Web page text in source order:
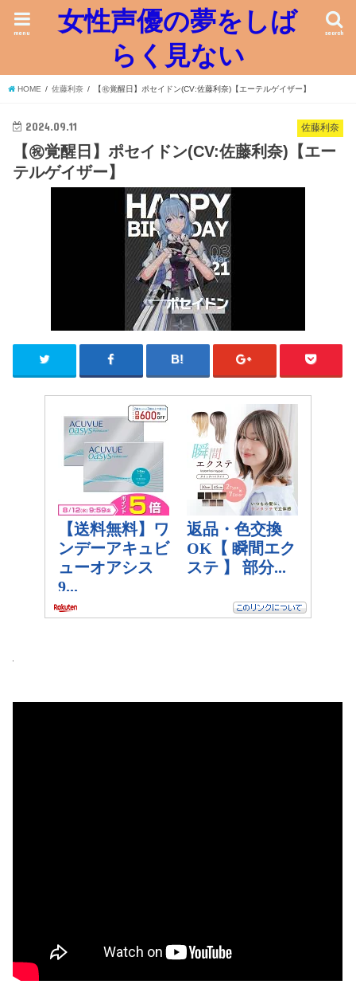
女性声優の夢をしば
らく見ない
search
menu
HOME 佐藤利奈 【㊗覚醒日】ポセイドン(CV:佐藤利奈)【エーテルゲイザー】
佐藤利奈
2024.09.11
【㊗覚醒日】ポセイドン(CV:佐藤利奈)【エー
テルゲイザー】